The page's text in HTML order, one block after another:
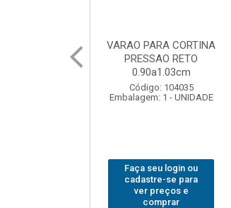
VARAO PARA CORTINA
PRESSAO RETO
1.05a1.18cm
Código: 104043
Embalagem: 1 - UNIDADE
Faça seu login ou
cadastre-se para
ver preços e
comprar